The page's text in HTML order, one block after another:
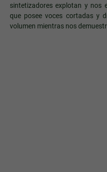
sintetizadores explotan y nos
que posee voces cortadas y
volumen mientras nos